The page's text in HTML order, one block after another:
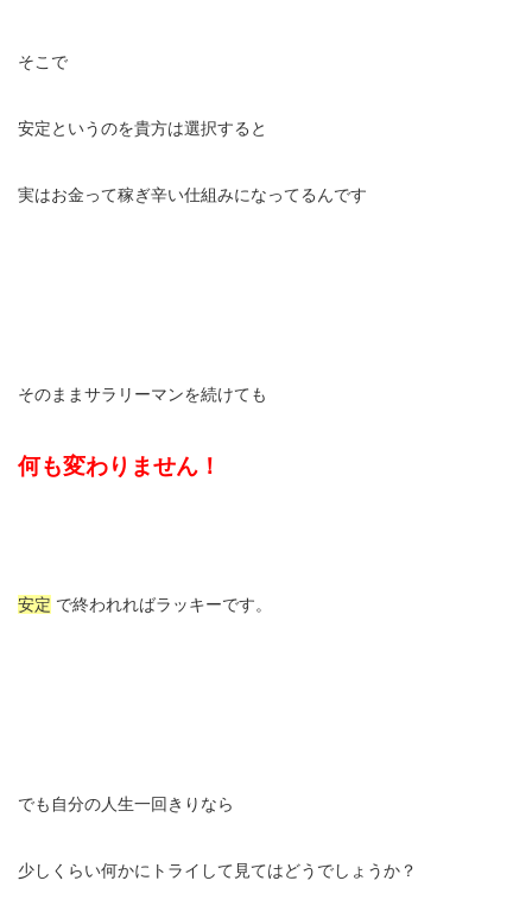
そこで
安定というのを貴方は選択すると
実はお金って稼ぎ辛い仕組みになってるんです
そのままサラリーマンを続けても
何も変わりません！
安定 で終われればラッキーです。
でも自分の人生一回きりなら
少しくらい何かにトライして見てはどうでしょうか？